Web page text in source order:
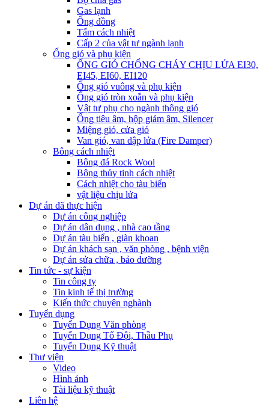
Gas lạnh
Ống đồng
Tấm cách nhiệt
Cấp 2 của vật tư ngành lạnh
Ống gió và phụ kiện
ỐNG GIÓ CHỐNG CHÁY CHỊU LỬA EI30,
EI45, EI60, EI120
Ống gió vuông và phụ kiện
Ống gió tròn xoắn và phụ kiện
Vật tư phụ cho ngành thông gió
Ống tiêu âm, hộp giảm âm, Silencer
Miệng gió, cửa gió
Van gió, van dập lửa (Fire Damper)
Bông cách nhiệt
Bông đá Rock Wool
Bông thủy tinh cách nhiệt
Cách nhiệt cho tàu biển
vật liệu chịu lửa
Dự án đã thực hiện
Dự án công nghiệp
Dự án dân dụng , nhà cao tầng
Dự án tàu biển , giàn khoan
Dự án khách sạn , văn phòng , bệnh viện
Dự án sửa chữa , bảo dưỡng
Tin tức - sự kiện
Tin công ty
Tin kinh tế thị trường
Kiến thức chuyên nghành
Tuyển dụng
Tuyển Dụng Văn phòng
Tuyển Dụng Tổ Đội, Thầu Phụ
Tuyển Dụng Kỹ thuật
Thư viện
Video
Hình ảnh
Tài liệu kỹ thuật
Liên hệ